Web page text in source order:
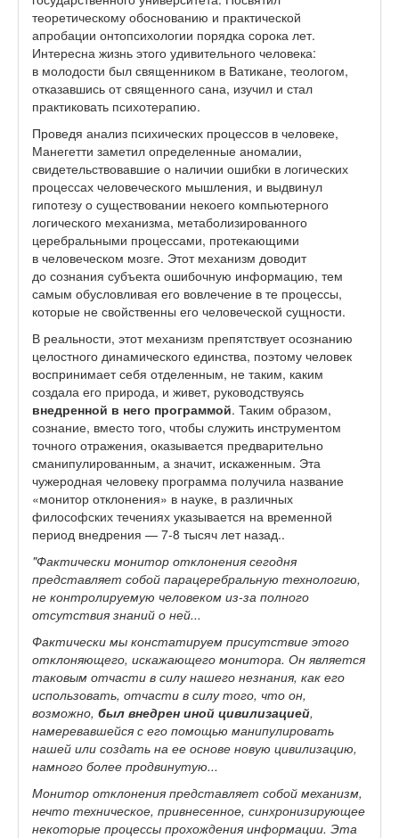
теоретическому обоснованию и практической
апробации онтопсихологии порядка сорока лет.
Интересна жизнь этого удивительного человека:
в молодости был священником в Ватикане, теологом,
отказавшись от священного сана, изучил и стал
практиковать психотерапию.
Проведя анализ психических процессов в человеке,
Манегетти заметил определенные аномалии,
свидетельствовавшие о наличии ошибки в логических
процессах человеческого мышления, и выдвинул
гипотезу о существовании некоего компьютерного
логического механизма, метаболизированного
церебральными процессами, протекающими
в человеческом мозге. Этот механизм доводит
до сознания субъекта ошибочную информацию, тем
самым обусловливая его вовлечение в те процессы,
которые не свойственны его человеческой сущности.
В реальности, этот механизм препятствует осознанию
целостного динамического единства, поэтому человек
воспринимает себя отделенным, не таким, каким
создала его природа, и живет, руководствуясь
внедренной в него программой. Таким образом,
сознание, вместо того, чтобы служить инструментом
точного отражения, оказывается предварительно
сманипулированным, а значит, искаженным. Эта
чужеродная человеку программа получила название
«монитор отклонения» в науке, в различных
философских течениях указывается на временной
период внедрения — 7-8 тысяч лет назад..
"Фактически монитор отклонения сегодня
представляет собой парацеребральную технологию,
не контролируемую человеком из-за полного
отсутствия знаний о ней...
Фактически мы констатируем присутствие этого
отклоняющего, искажающего монитора. Он является
таковым отчасти в силу нашего незнания, как его
использовать, отчасти в силу того, что он,
возможно, был внедрен иной цивилизацией,
намеревавшейся с его помощью манипулировать
нашей или создать на ее основе новую цивилизацию,
намного более продвинутую...
Монитор отклонения представляет собой механизм,
нечто техническое, привнесенное, синхронизирующее
некоторые процессы прохождения информации. Эта